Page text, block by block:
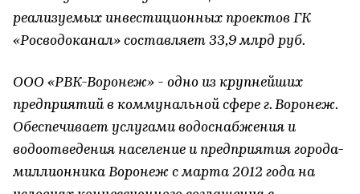
реализуемых инвестиционных проектов ГК
«Росводоканал» составляет 33,9 млрд руб.
ООО «РВК-Воронеж» - одно из крупнейших
предприятий в коммунальной сфере г. Воронеж.
Обеспечивает услугами водоснабжения и
водоотведения население и предприятия города-
миллионника Воронеж с марта 2012 года на